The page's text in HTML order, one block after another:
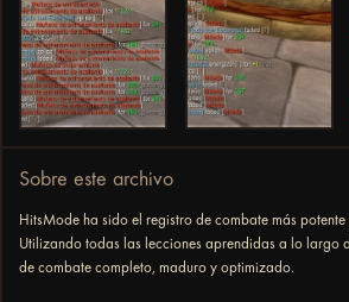
Sobre este archivo
HitsMode ha sido el registro de combate más
Utilizando todas las lecciones aprendidas a lo largo
de combate completo, maduro y optimizado.